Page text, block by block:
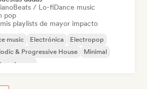
Beats / Lo-fiDance music
pop
playlists de mayor impacto
music Electrónica
Electropop
& Progressive House
Minimal